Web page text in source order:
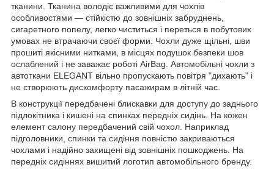
тканини. Тканина володіє важливими для чохлів
особливостями — стійкістю до зовнішніх забруднень,
сигаретного попелу, легко чиститься і переться в побутових
умовах не втрачаючи своєї форми. Чохли дуже щільні, шви
прошиті якісними нитками, в місцях подушок безпеки шов
ослаблений і не заважає роботі AirBag. Автомобільні чохли з
автоткани ELEGANT вільно пропускають повітря "дихають" і
не створюють дискомфорту пасажирам в літній час.
В конструкції передбачені блискавки для доступу до заднього
підлокітника і кишені на спинках передніх сидінь. На кожен
елемент салону передбачений свій чохол. Наприклад
підголовники, спинки та сидіння повністю закриваються
чохлами і надійно захищені від зовнішніх пошкоджень. На
передніх сидіннях вишитий логотип автомобільного бренду.